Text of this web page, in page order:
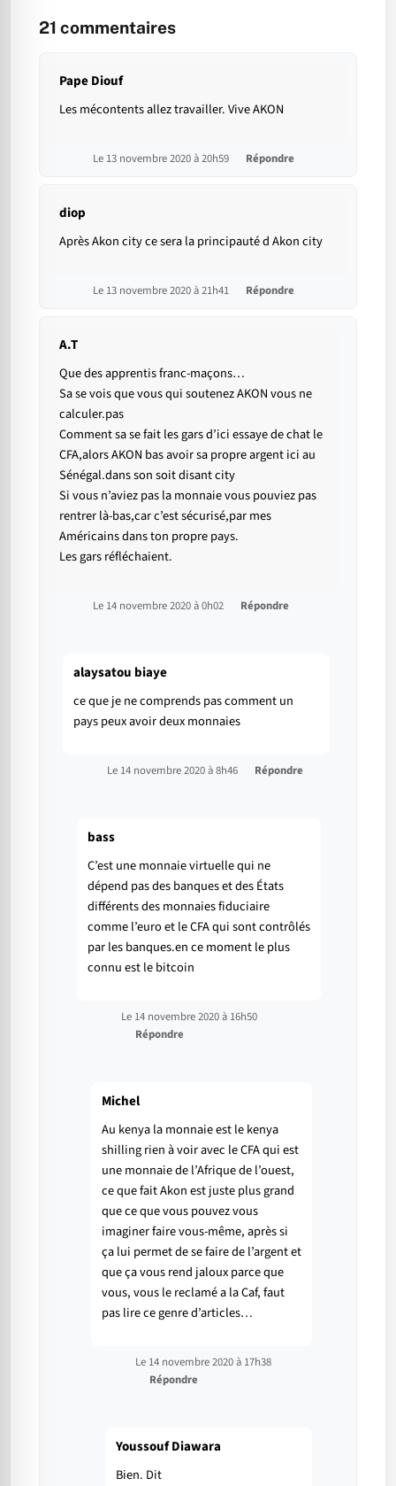
21 commentaires
Pape Diouf
Les mécontents allez travailler. Vive AKON
Le 13 novembre 2020 à 20h59 Répondre
diop
Après Akon city ce sera la principauté d Akon city
Le 13 novembre 2020 à 21h41 Répondre
A.T
Que des apprentis franc-maçons…
Sa se vois que vous qui soutenez AKON vous ne
calculer.pas
Comment sa se fait les gars d’ici essaye de chat le
CFA,alors AKON bas avoir sa propre argent ici au
Sénégal.dans son soit disant city
Si vous n’aviez pas la monnaie vous pouviez pas
rentrer là-bas,car c’est sécurisé,par mes
Américains dans ton propre pays.
Les gars réfléchaient.
Le 14 novembre 2020 à 0h02 Répondre
alaysatou biaye
ce que je ne comprends pas comment un
pays peux avoir deux monnaies
Le 14 novembre 2020 à 8h46 Répondre
bass
C’est une monnaie virtuelle qui ne
dépend pas des banques et des États
différents des monnaies fiduciaire
comme l’euro et le CFA qui sont contrôlés
par les banques.en ce moment le plus
connu est le bitcoin
Le 14 novembre 2020 à 16h50
Répondre
Michel
Au kenya la monnaie est le kenya
shilling rien à voir avec le CFA qui est
une monnaie de l’Afrique de l’ouest,
ce que fait Akon est juste plus grand
que ce que vous pouvez vous
imaginer faire vous-même, après si
ça lui permet de se faire de l’argent et
que ça vous rend jaloux parce que
vous, vous le reclamé a la Caf, faut
pas lire ce genre d’articles…
Le 14 novembre 2020 à 17h38
Répondre
Youssouf Diawara
Bien. Dit